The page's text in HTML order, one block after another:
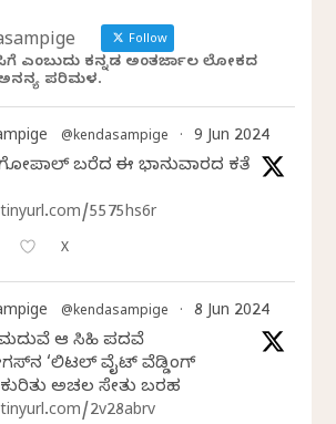
Follow
ಎಂಬುದು ಕನ್ನಡ ಅಂತರ್ಜಾಲ ಲೋಕದ
ಪರಿಮಳ.
@kendasampige · 9 Jun 2024
ಬರೆದ ಈ ಭಾನುವಾರದ ಕತೆ
5575hs6r
X
@kendasampige · 8 Jun 2024
ಆ ಸಿಹಿ ಪದವೆ
‘ಲಿಟಲ್ ವೈಟ್ ವೆಡ್ಡಿಂಗ್
ಅಚಲ ಸೇತು ಬರಹ
2v28abrv